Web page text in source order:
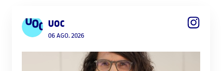
UOC
06 AGO. 2026